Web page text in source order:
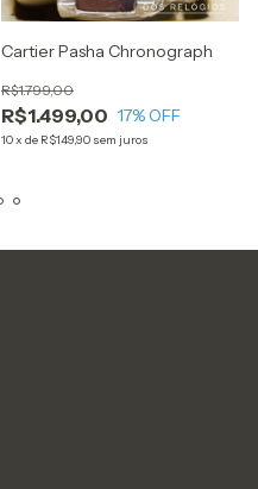
Cartier Pasha Chronograph
R$1.499,00
R$1.799,00
17% OFF
10x de R$149,90 sem juros